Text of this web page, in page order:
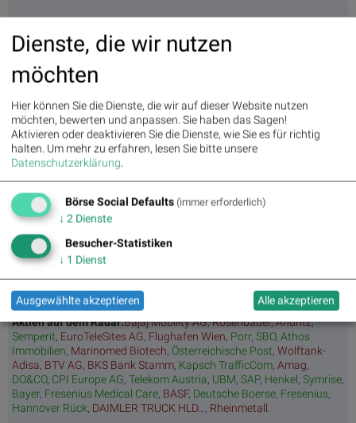
3. Siemens : 2.45%
4. Porsche Automobil Holding : 2.25%
5. DAIMLER TRUCK HLD... : 2.01%
6. Scout24 : -0.81%
8. Deutsche Boerse : -1.31%
9. HeidelbergCement : -1.51%
10. BMW : -3.06%
Aktien auf dem Radar:Bajaj Mobility AG,Rosenbauer,Andritz,
Semperit, EuroTeleSites AG, Flughafen Wien, Porr, SBO, Athos
Immobilien, Marinomed Biotech, Österreichische Post, Wolftank-
Adisa, BTV AG, BKS Bank Stamm, Kapsch TrafficCom, Amag,
DO&CO, CPI Europe AG, Telekom Austria, UBM, SAP, Henkel, Symrise,
Bayer, Fresenius Medical Care, BASF, Deutsche Boerse, Fresenius,
Hannover Rück, DAIMLER TRUCK HLD... , Rheinmetall
Dienste, die wir nutzen
möchten
Hier können Sie die Dienste, die wir auf dieser Website nutzen
möchten, bewerten und anpassen. Sie haben das Sagen!
Aktivieren oder deaktivieren Sie die Dienste, wie Sie es für richtig
halten. Um mehr zu erfahren, lesen Sie bitte unsere
Datenschutzerklärung.
Börse Social Defaults (immer erforderlich)
↓ 2 Dienste
Besucher-Statistiken
↓ 1 Dienst
Ausgewählte akzeptieren Alle akzeptieren